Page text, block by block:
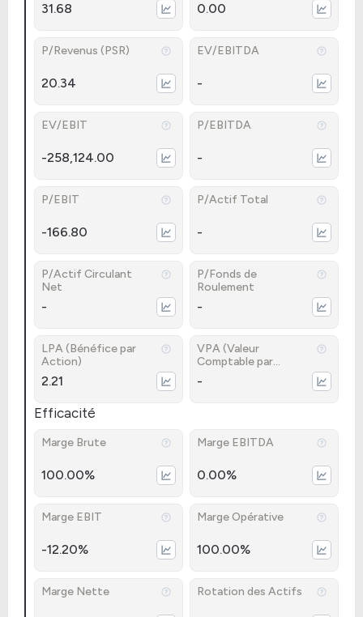
31.68 0.00
P/Revenus (PSR)
20.34
EV/EBITDA
-
EV/EBIT
-258,124.00
P/EBITDA
-
P/EBIT
-166.80
P/Actif Total
-
P/Actif Circulant
Net
-
P/Fonds de
Roulement
-
LPA (Bénéfice par
Action)
2.21
VPA (Valeur
Comptable par
-
Efficacité
Marge Brute
100.00%
Marge EBITDA
0.00%
Marge EBIT
-12.20%
Marge Opérative
100.00%
Marge Nette Rotation des Actifs